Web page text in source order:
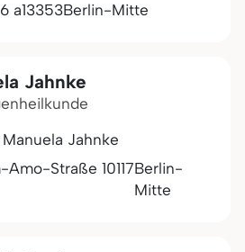
a13353Berlin-Mitte
Jahnke
Jahnke
Amo-Straße 10117Berlin-
Mitte